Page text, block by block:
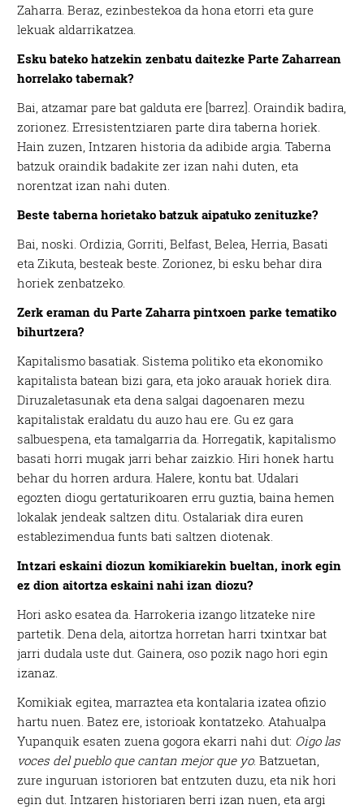
Zaharra. Beraz, ezinbestekoa da hona etorri eta gure
lekuak aldarrikatzea.
Esku bateko hatzekin zenbatu daitezke Parte Zaharrean
horrelako tabernak?
Bai, atzamar pare bat galduta ere [barrez]. Oraindik badira,
zorionez. Erresistentziaren parte dira taberna horiek.
Hain zuzen, Intzaren historia da adibide argia. Taberna
batzuk oraindik badakite zer izan nahi duten, eta
norentzat izan nahi duten.
Beste taberna horietako batzuk aipatuko zenituzke?
Bai, noski. Ordizia, Gorriti, Belfast, Belea, Herria, Basati
eta Zikuta, besteak beste. Zorionez, bi esku behar dira
horiek zenbatzeko.
Zerk eraman du Parte Zaharra pintxoen parke tematiko
bihurtzera?
Kapitalismo basatiak. Sistema politiko eta ekonomiko
kapitalista batean bizi gara, eta joko arauak horiek dira.
Diruzaletasunak eta dena salgai dagoenaren mezu
kapitalistak eraldatu du auzo hau ere. Gu ez gara
salbuespena, eta tamalgarria da. Horregatik, kapitalismo
basati horri mugak jarri behar zaizkio. Hiri honek hartu
behar du horren ardura. Halere, kontu bat. Udalari
egozten diogu gertaturikoaren erru guztia, baina hemen
lokalak jendeak saltzen ditu. Ostalariak dira euren
establezimendua funts bati saltzen diotenak.
Intzari eskaini diozun komikiarekin bueltan, inork egin
ez dion aitortza eskaini nahi izan diozu?
Hori asko esatea da. Harrokeria izango litzateke nire
partetik. Dena dela, aitortza horretan harri txintxar bat
jarri dudala uste dut. Gainera, oso pozik nago hori egin
izanaz.
Komikiak egitea, marraztea eta kontalaria izatea ofizio
hartu nuen. Batez ere, istorioak kontatzeko. Atahualpa
Yupanquik esaten zuena gogora ekarri nahi dut: Oigo las
voces del pueblo que cantan mejor que yo. Batzuetan,
zure inguruan istorioren bat entzuten duzu, eta nik hori
egin dut. Intzaren historiaren berri izan nuen, eta argi